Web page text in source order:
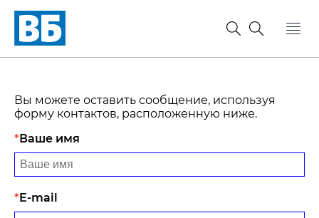
Вы можете оставить сообщение, используя
форму контактов, расположенную ниже.
Ваше имя
E-mail